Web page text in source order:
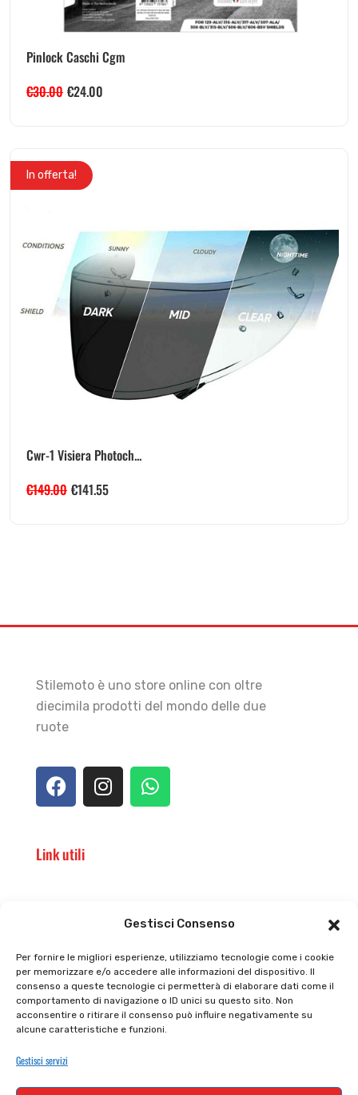
Gestisci Consenso
Per fornire le migliori esperienze, utilizziamo tecnologie come i cookie
per memorizzare e/o accedere alle informazioni del dispositivo. Il
consenso a queste tecnologie ci permetterà di elaborare dati come il
comportamento di navigazione o ID unici su questo sito. Non
acconsentire o ritirare il consenso può influire negativamente su
alcune caratteristiche e funzioni.
Gestisci servizi
Pinlock Caschi Cgm
€30.00 €24.00
In offerta!
Cwr-1 Visiera Photoch...
€149.00 €141.55
Stilemoto è uno store online con oltre
diecimila prodotti del mondo delle due
ruote
Link utili
Privacy policy
Cookie policy
Tutti prodotti
Termini e condizioni